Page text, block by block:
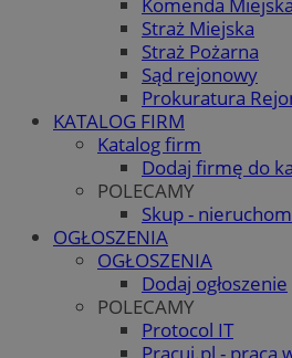
Straż Miejska
Straż Pożarna
Sąd rejonowy
Prokuratura
KATALOG FIRM
Katalog firm
Dodaj firmę do
POLECAMY
Skup -
OGŁOSZENIA
OGŁOSZENIA
Dodaj ogłoszenie
POLECAMY
Protocol IT